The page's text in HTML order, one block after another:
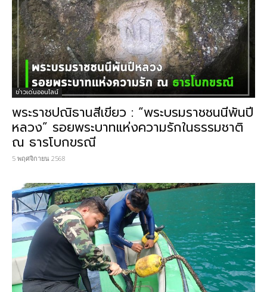
ข่าวเด่นออนไลน์
พระราชปณิธานสีเขียว : “พระบรมราชชนนีพันปี
หลวง” รอยพระบาทแห่งความรักในธรรมชาติ
ณ ธารโบกขรณี
5 พฤศจิกายน 2568